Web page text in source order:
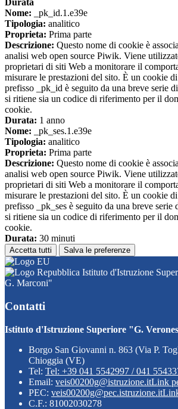
Durata
Nome: _pk_id.1.e39e
Tipologia: analitico
Proprieta: Prima parte
Descrizione: Questo nome di cookie è
analisi web open source Piwik. Viene
proprietari di siti Web a monitorare il
misurare le prestazioni del sito. È un cookie
prefisso _pk_id è seguito da una breve serie
si ritiene sia un codice di riferimento per il
cookie.
Durata: 1 anno
Nome: _pk_ses.1.e39e
Tipologia: analitico
Proprieta: Prima parte
Descrizione: Questo nome di cookie è
analisi web open source Piwik. Viene
proprietari di siti Web a monitorare il
misurare le prestazioni del sito. È un cookie
prefisso _pk_ses è seguito da una breve serie
si ritiene sia un codice di riferimento per il
cookie.
Durata: 30 minuti
Accetta tutti Salva le preferenze
Istituto d'Istruzione
G. Marconi"
Contatti
Istituto d'Istruzione Superiore "G.
Borgo San Giovanni n. 863 (Via P.
Chioggia (VE)
Tel: Tel: +39 041 5542997 / 041
Email: veis00200g@istruzione.itLink
PEC: veis00200g@pec.istruzione.it
C.F.: 81002030278